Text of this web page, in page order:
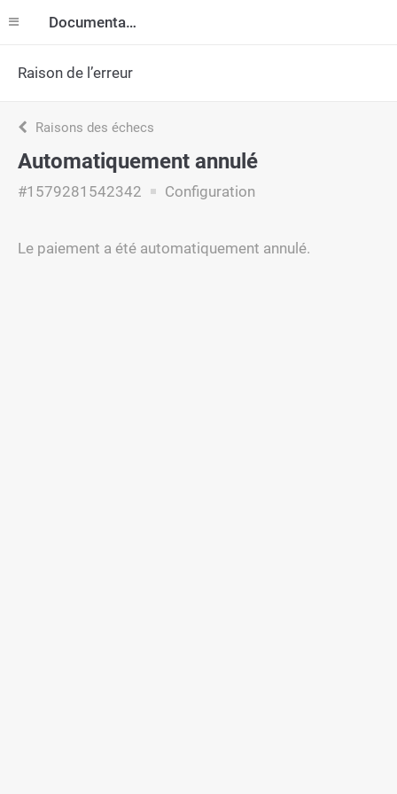
Documentation
Raison de l’erreur
Raisons des échecs
Automatiquement annulé
#1579281542342 Configuration
Le paiement a été automatiquement annulé.